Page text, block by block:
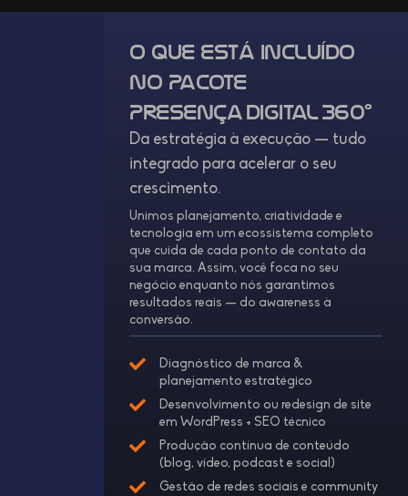
O que está incluído
no Pacote
Presença Digital 360º
Da estratégia à execução — tudo
integrado para acelerar o seu
crescimento.
Unimos planejamento, criatividade e
tecnologia em um ecossistema completo
que cuida de cada ponto de contato da
sua marca. Assim, você foca no seu
negócio enquanto nós garantimos
resultados reais — do awareness à
conversão.
Diagnóstico de marca &
planejamento estratégico
Desenvolvimento ou redesign de site
em WordPress + SEO técnico
Produção contínua de conteúdo
(blog, vídeo, podcast e social)
Gestão de redes sociais e community